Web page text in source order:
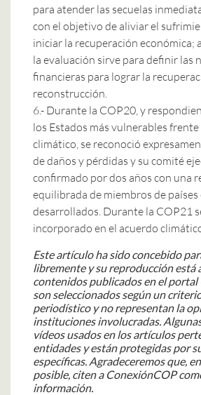
para atender las secuelas
con el objetivo de aliviar el
iniciar la recuperación económica;
la evaluación sirve para definir las
financieras para lograr la
reconstrucción.
6.- Durante la COP20, y
los Estados más vulnerables
climático, se reconoció
de daños y pérdidas y su comité
confirmado por dos años con una
equilibrada de miembros de
desarrollados. Durante la COP21
incorporado en el acuerdo
Este artículo ha sido concebido
libremente y su reproducción está
contenidos publicados en el
son seleccionados según un
periodístico y no representan la
instituciones involucradas.
vídeos usados en los artículos
entidades y están protegidas por
específicas. Agradeceremos que,
posible, citen a ConexiónCOP
información.